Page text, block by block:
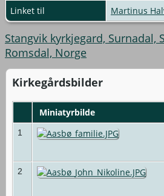
Linket til
Martinus
Stangvik kyrkjegard, Surnadal,
Romsdal, Norge
Kirkegårdsbilder
Miniatyrbilde
1
2